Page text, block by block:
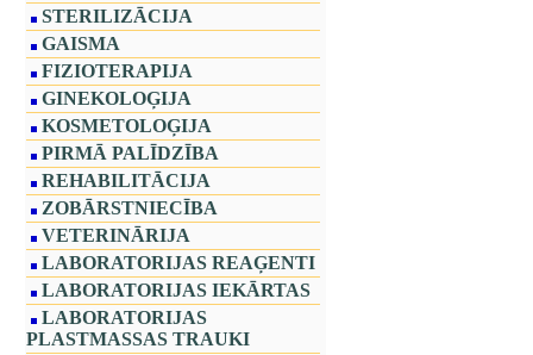
STERILIZĀCIJA
GAISMA
FIZIOTERAPIJA
GINEKOLOĢIJA
KOSMETOLOĢIJA
PIRMĀ PALĪDZĪBA
REHABILITĀCIJA
ZOBĀRSTNIECĪBA
VETERINĀRIJA
LABORATORIJAS REAĢENTI
LABORATORIJAS IEKĀRTAS
LABORATORIJAS
PLASTMASSAS TRAUKI